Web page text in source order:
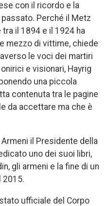
con il ricordo e la
Perché il Metz
tra il 1894 e il 1924 ha
mezzo di vittime, chiede
le voci dei martiri
e visionari, Hayrig
una piccola
contenuta tra le pagine
da accettare ma che è
il Presidente della
uno dei suoi libri,
gli armeni e la fine di un
2015.
ufficiale del Corpo